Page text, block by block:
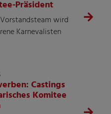
Präsident
wird
Karnevalisten
Castings
Komitee